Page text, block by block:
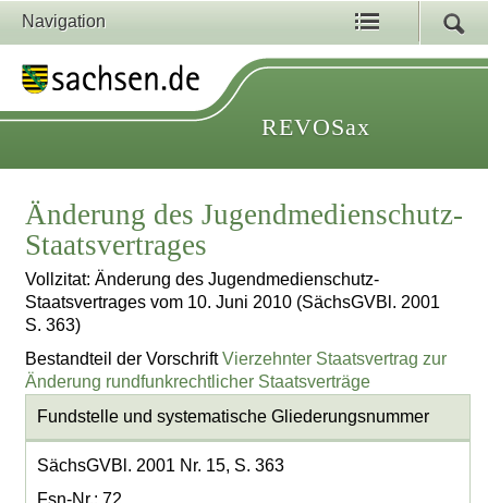
Navigation
REVOSax
Änderung des Jugendmedienschutz-
Staatsvertrages
Vollzitat: Änderung des Jugendmedienschutz-
Staatsvertrages vom 10. Juni 2010 (SächsGVBl. 2001
S. 363)
Bestandteil der VorschriftVierzehnter Staatsvertrag zur
Änderung rundfunkrechtlicher Staatsverträge
Fundstelle und systematische Gliederungsnummer
SächsGVBl. 2001 Nr. 15, S. 363